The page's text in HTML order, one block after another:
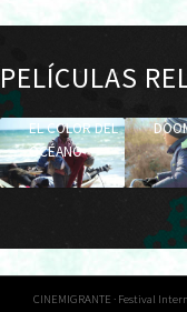
PELÍCULAS
EL COLOR DEL
OCÉANO
CINEMIGRANTE · Festival